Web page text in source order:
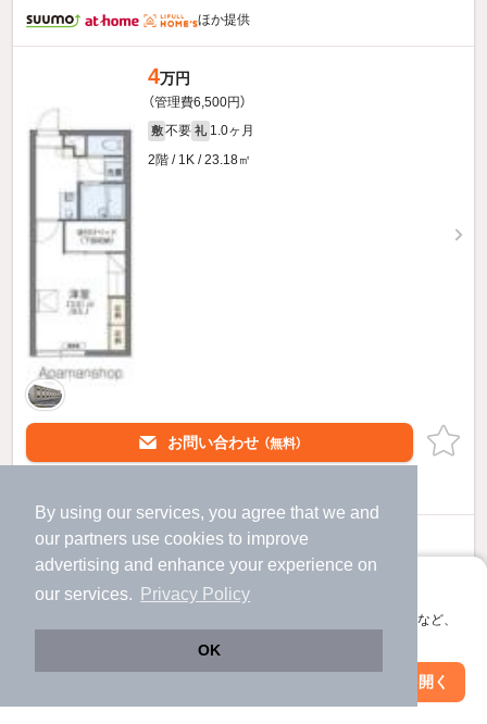
By using our services, you agree that we and
our partners use cookies to improve
advertising and enhance your experience on
our services.
Privacy Policy
OK
アプリに切り替えて、サクサクお部屋探し
会員登録なしですぐ使える。マップ検索やお気に入り保存など、
アプリを開く
ほか提供
4万円
（管理費6,500円）
敷 不要 礼 1.0ヶ月
2階 / 1K / 23.18㎡
お問い合わせ （無料）
レオパレスピアのすべての部屋を見る
絞り込み条件を変更